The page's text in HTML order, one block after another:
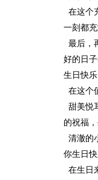
在这个
一刻都
最后，
好的日
生日快乐
在这个
甜美悦
的祝福
清澈的
你生日
在生日